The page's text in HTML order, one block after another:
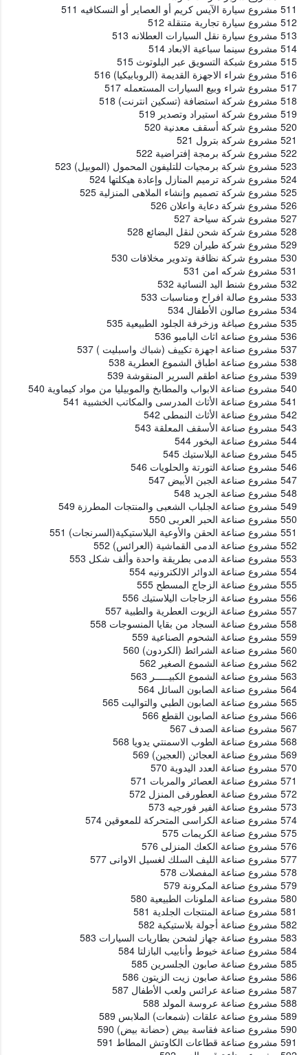
511 مشروع سيارة الآيس كريم أو العصاير أو النسكافيه 511
512 مشروع سيارة تجارية متنقلة 512
513 مشروع سيارة نقل السيارات العطلانه 513
514 مشروع سينما سباعية الابعاد 514
515 مشروع شبكة التسويق عبر البلوتوث 515
516 مشروع شراء الاجهزة القديمة (الروبابيكيا) 516
517 مشروع شراء وبيع السيارات المستعمله 517
518 مشروع شركة استضافة (تسكين انترنت) 518
519 مشروع شركة استيراد وتصدير 519
520 مشروع شركة أسقف معدنية 520
521 مشروع شركة بترول 521
522 مشروع شركة برمجة إفتراضية 522
523 مشروع شركة برمجيات للتليفون المحمول (الموبيل) 523
524 مشروع شركة ترميم المنازل وإعادة هيكلتها 524
525 مشروع شركة تصميم وإنشاء الملاهى المنزلية 525
526 مشروع شركة دعاية واعلان 526
527 مشروع شركة سياحة 527
528 مشروع شركة شحن لنقل البضائع 528
529 مشروع شركة طيران 529
530 مشروع شركة نظافة وتدوير مخلافات 530
531 مشروع شركه امن 531
532 مشروع شنط اليد النسائية 532
533 مشروع صالة افراح ومناسبات 533
534 مشروع صالون الأطفال 534
535 مشروع صباغة وزخرفة الجلود الطبيعية 535
536 مشروع صناعة اثاث البامبو 536
537 مشروع صناعة اجهزة تكييف (شباك واسبليت ) 537
538 مشروع صناعة اطباق الشموع العطرية 538
539 مشروع صناعة اطقم السرير المنقوشة 539
540 مشروع صناعة الابواب والمطابخ والموبيليا من مواد كيماوية 540
541 مشروع صناعة الأثاث المدرسى والمكاتب الخشبية 541
542 مشروع صناعة الأثاث النمطى 542
543 مشروع صناعة الأسقف المعلقة 543
544 مشروع صناعة البخور 544
545 مشروع صناعة البلاستيك 545
546 مشروع صناعة التورتة والحلويات 546
547 مشروع صناعة الجبن الأبيض 547
548 مشروع صناعة الجريد 548
549 مشروع صناعة الجلباب الشعبى والمنتجات المطرزة 549
550 مشروع صناعة الحبر العربى 550
551 مشروع صناعة الحقن والأوعية البلاستيكية(السرنجات) 551
552 مشروع صناعة الدمى القماشية (العرائس) 552
553 مشروع صناعة الدمى بطريقة واحدة وألف شكل 553
554 مشروع صناعة الدوائر الالكترونيه 554
555 مشروع صناعة الزجاج المسطح 555
556 مشروع صناعة الزجاجات اليلاستيك 556
557 مشروع صناعة الزيوت العطرية والطبية 557
558 مشروع صناعة السجاد من بقايا المنسوجات 558
559 مشروع صناعة الشحوم الصناعية 559
560 مشروع صناعة الشرائط (الكردون) 560
562 مشروع صناعة الشموع الصغير 562
563 مشروع صناعة الشموع الكبيـــــر 563
564 مشروع صناعة الصابون السائل 564
565 مشروع صناعة الصابون الطبي والتواليت 565
566 مشروع صناعة الصابون القطع 566
567 مشروع صناعة الصدف 567
568 مشروع صناعة الطوب الاسمنتي يدويا 568
569 مشروع صناعة العجائن (العجين) 569
570 مشروع صناعة العدد اليدوية 570
571 مشروع صناعة العصائر والمربات 571
572 مشروع صناعة العطورفى المنزل 572
573 مشروع صناعة الفير فورجيه 573
574 مشروع صناعة الكراسى المتحركة للمعوقين 574
575 مشروع صناعة الكريمات 575
576 مشروع صناعة الكعك المنزلى 576
577 مشروع صناعة الليف السلك لغسيل الاوانى 577
578 مشروع صناعة المفصلات 578
579 مشروع صناعة المكرونة 579
580 مشروع صناعة الملونات الطبيعية 580
581 مشروع صناعة المنتجات الجلدية 581
582 مشروع صناعة أجولة بلاستيكية 582
583 مشروع صناعة جهاز لشحن بطاريات السيارات 583
584 مشروع صناعة خيوط وأنابيب البازلتا 584
585 مشروع صناعة صابون الجلسرين 585
586 مشروع صناعة صابون زيت الزيتون 586
587 مشروع صناعة عرائس ولعب الأطفال 587
588 مشروع صناعة عروسة المولد 588
589 مشروع صناعة علقات (شمعات) الملابس 589
590 مشروع صناعة فقاسة بيض (حضانة بيض) 590
591 مشروع صناعة قطاعات الكاوتش المطاط 591